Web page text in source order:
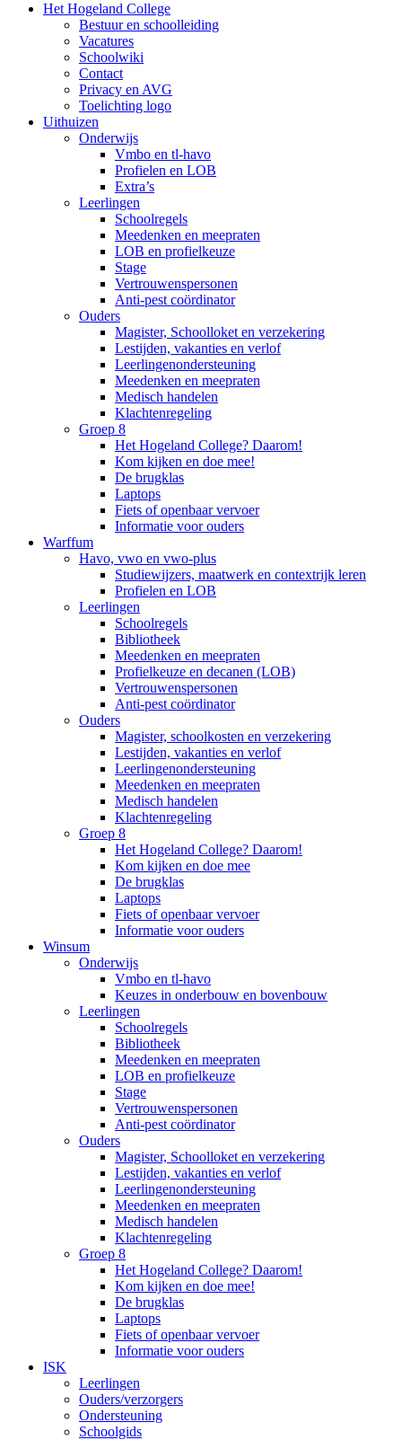
Het Hogeland College
Bestuur en schoolleiding
Vacatures
Schoolwiki
Contact
Privacy en AVG
Toelichting logo
Uithuizen
Onderwijs
Vmbo en tl-havo
Profielen en LOB
Extra’s
Leerlingen
Schoolregels
Meedenken en meepraten
LOB en profielkeuze
Stage
Vertrouwenspersonen
Anti-pest coördinator
Ouders
Magister, Schoolloket en verzekering
Lestijden, vakanties en verlof
Leerlingenondersteuning
Meedenken en meepraten
Medisch handelen
Klachtenregeling
Groep 8
Het Hogeland College? Daarom!
Kom kijken en doe mee!
De brugklas
Laptops
Fiets of openbaar vervoer
Informatie voor ouders
Warffum
Havo, vwo en vwo-plus
Studiewijzers, maatwerk en contextrijk leren
Profielen en LOB
Leerlingen
Schoolregels
Bibliotheek
Meedenken en meepraten
Profielkeuze en decanen (LOB)
Vertrouwenspersonen
Anti-pest coördinator
Ouders
Magister, schoolkosten en verzekering
Lestijden, vakanties en verlof
Leerlingenondersteuning
Meedenken en meepraten
Medisch handelen
Klachtenregeling
Groep 8
Het Hogeland College? Daarom!
Kom kijken en doe mee
De brugklas
Laptops
Fiets of openbaar vervoer
Informatie voor ouders
Winsum
Onderwijs
Vmbo en tl-havo
Keuzes in onderbouw en bovenbouw
Leerlingen
Schoolregels
Bibliotheek
Meedenken en meepraten
LOB en profielkeuze
Stage
Vertrouwenspersonen
Anti-pest coördinator
Ouders
Magister, Schoolloket en verzekering
Lestijden, vakanties en verlof
Leerlingenondersteuning
Meedenken en meepraten
Medisch handelen
Klachtenregeling
Groep 8
Het Hogeland College? Daarom!
Kom kijken en doe mee!
De brugklas
Laptops
Fiets of openbaar vervoer
Informatie voor ouders
ISK
Leerlingen
Ouders/verzorgers
Ondersteuning
Schoolgids